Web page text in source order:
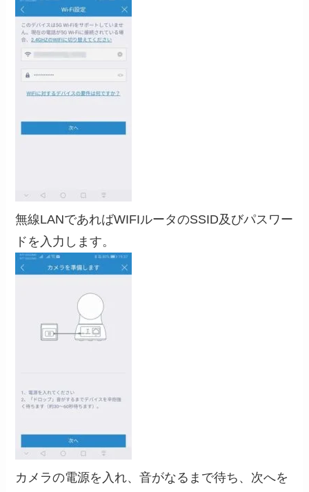
無線LANであればWIFIルータのSSID及びパスワー
ドを入力します。
カメラの電源を入れ、音がなるまで待ち、次へを